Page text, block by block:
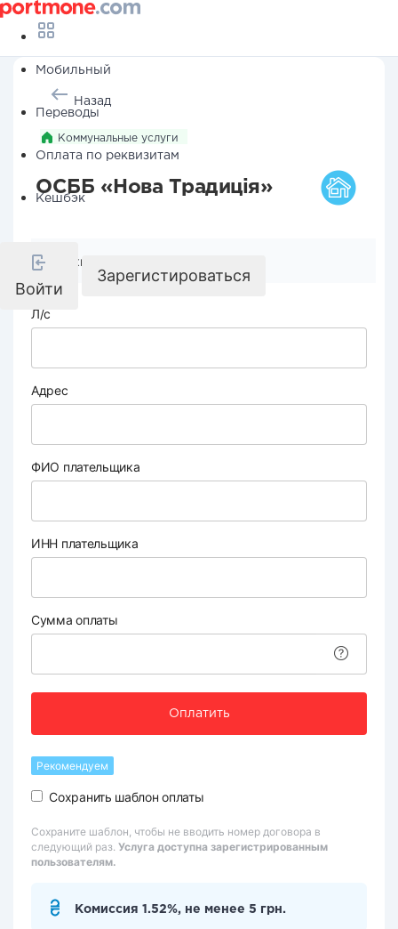
Мобильный
Переводы
Оплата по реквизитам
Кешбэк
Войти
Зарегистироваться
Назад
Коммунальные услуги
ОСББ «Нова Традиція»
Реквизиты компании
Л/с
Адрес
ФИО плательщика
ИНН плательщика
Сумма оплаты
Оплатить
Рекомендуем
Сохранить шаблон оплаты
Сохраните шаблон, чтобы не вводить номер договора в
следующий раз. Услуга доступна зарегистрированным
пользователям.
Комиссия 1.52%, не менее 5 грн.